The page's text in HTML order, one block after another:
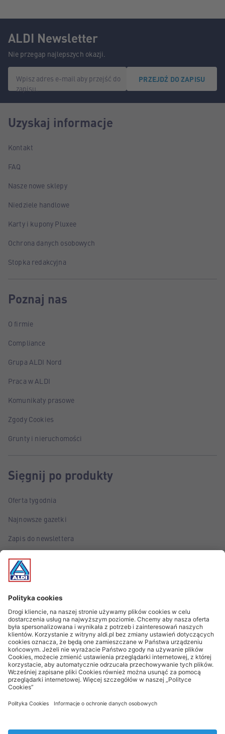
ALDI Newsletter
Nie przegap najlepszych okazji.
Wpisz adres e-mail aby przejść do
zapisu.
PRZEJDŹ DO ZAPISU
Uzyskaj informacje
Kontakt
FAQ
Nasze nowe sklepy
Niedziele handlowe
Karty i kupony Pluxee
Ochrona danych osobowych
Stopka redakcyjna
Poznaj nas
O firmie
Compliance
Grupa ALDI Nord
Praca w ALDI
Komunikaty prasowe
Zgody Cookies
Grunty i nieruchomości
Sięgnij po produkty
Oferta tygodnia
Najnowsze gazetki
Zapis do newslettera
Poznaj marki własne ALDI
Śledź wydarzenia!
Informacje z gwiazdką oraz Ważne informacje prawne
Znak AI* oznacza, że grafiki były przygotowane przy wsparciu
AI
zostać wyprzedane.